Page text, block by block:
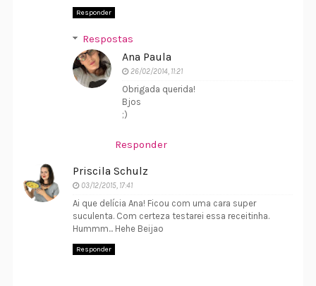
Responder
Respostas
Ana Paula
26/02/2014, 11:21
Obrigada querida!
Bjos
;)
Responder
Priscila Schulz
03/12/2015, 17:41
Ai que delícia Ana! Ficou com uma cara super
suculenta. Com certeza testarei essa receitinha.
Hummm... Hehe Beijao
Responder